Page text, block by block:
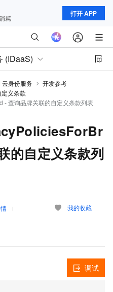
打开 APP
(IDaaS)
云身份服务
开发参考
定义条款
- 查询品牌关联的自定义条款列表
的自定义条款列
我的收藏
调试